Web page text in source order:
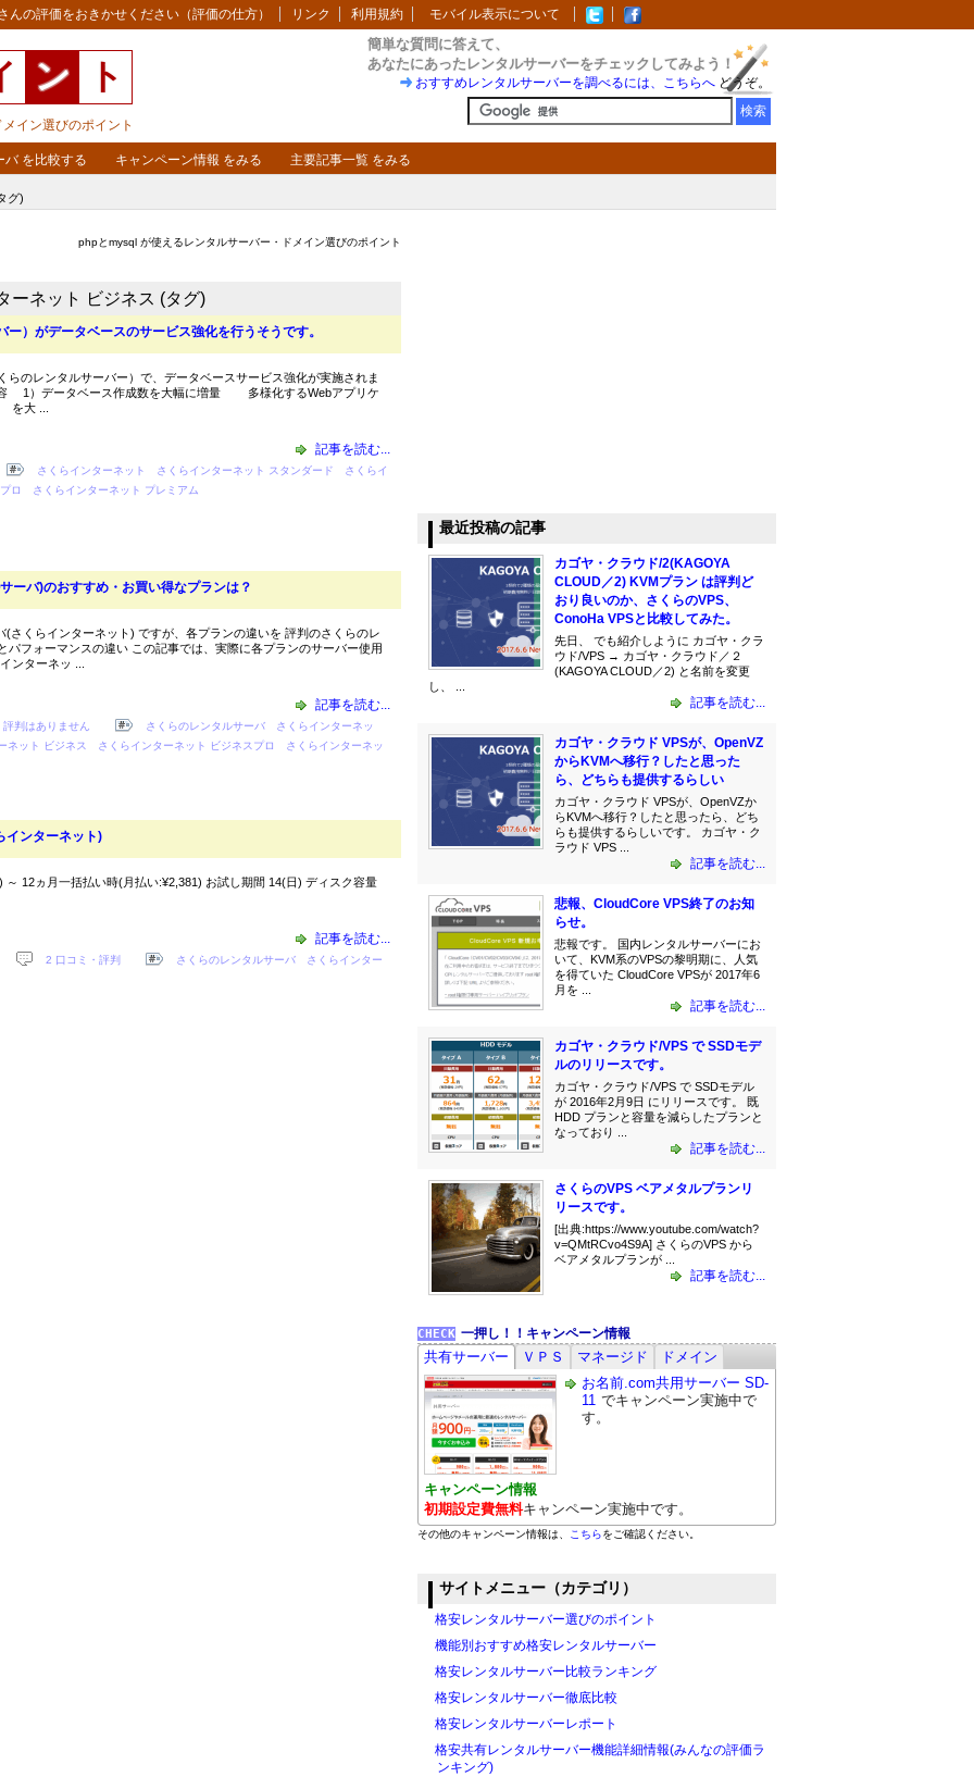
んの評価をおきかせください（評価の仕方） リンク 利用規約 モバイル表示について
ン ト
イン選びのポイント
簡単な質問に答えて、
あなたにあったレンタルサーバーをチェックしてみよう！
おすすめレンタルサーバーを調べるには、こちらへ どうぞ。
バ を比較する キャンペーン情報 をみる 主要記事一覧 をみる
グ)
phpとmysql が使えるレンタルサーバー・ドメイン選びのポイント
ーネット ビジネス (タグ)
）がデータベースのサービス強化を行うそうです。
のレンタルサーバー）で、データベースサービス強化が実施されま
1）データベース作成数を大幅に増量 多様化するWebアプリケ
を大 ...
記事を読む...
さくらインターネット さくらインターネット スタンダード
さくらイ
ロ さくらインターネット プレミアム
ーバ)のおすすめ・お買い得なプランは？
さくらインターネット) ですが、各プランの違いを 評判のさくらのレ
パフォーマンスの違い この記事では、実際に各プランのサーバー使用
ンターネッ ...
記事を読む...
評判はありません さくらのレンタルサーバ
さくらインターネッ
ネット ビジネス さくらインターネット ビジネスプロ
さくらインターネッ
インターネット)
12ヵ月一括払い時(月払い:¥2,381) お試し期間 14(日) ディスク容量
記事を読む...
2 口コミ・評判 さくらのレンタルサーバ
さくらインター
最近投稿の記事
カゴヤ・クラウド/2(KAGOYA
CLOUD／2) KVMプラン は評判ど
おり良いのか、さくらのVPS、
ConoHa VPSと比較してみた。
先日、 でも紹介しように カゴヤ・クラ
ウド/VPS → カゴヤ・クラウド／２
(KAGOYA CLOUD／2) と名前を変更
し、 ...
記事を読む...
カゴヤ・クラウド VPSが、OpenVZ
からKVMへ移行？したと思った
ら、どちらも提供するらしい
カゴヤ・クラウド VPSが、OpenVZか
らKVMへ移行？したと思ったら、どち
らも提供するらしいです。 カゴヤ・ク
ラウド VPS ...
記事を読む...
悲報、CloudCore VPS終了のお知
らせ。
悲報です。 国内レンタルサーバーにお
いて、KVM系のVPSの黎明期に、人気
を得ていた CloudCore VPSが 2017年6
月を ...
記事を読む...
カゴヤ・クラウド/VPS で SSDモデ
ルのリリースです。
カゴヤ・クラウド/VPS で SSDモデル
が 2016年2月9日 にリリースです。 既
HDD プランと容量を減らしたプランと
なっており ...
記事を読む...
さくらのVPS ベアメタルプランリ
リースです。
[出典:https://www.youtube.com/watch?
v=QMtRCvo4S9A] さくらのVPS から
ベアメタルプランが ...
記事を読む...
一押し！！キャンペーン情報
共有サーバー ＶＰＳ マネージド
ドメイン
お名前.com共用サーバー SD-
11 でキャンペーン実施中で
す。
キャンペーン情報
初期設定費無料キャンペーン実施中です。
その他のキャンペーン情報は、 こちらをご確認ください。
サイトメニュー（カテゴリ）
格安レンタルサーバー選びのポイント
機能別おすすめ格安レンタルサーバー
格安レンタルサーバー比較ランキング
格安レンタルサーバー徹底比較
格安レンタルサーバーレポート
格安共有レンタルサーバー機能詳細情報(みんなの評価ラ
ンキング)